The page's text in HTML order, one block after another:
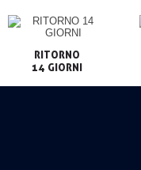
RITORNO
14 GIORNI